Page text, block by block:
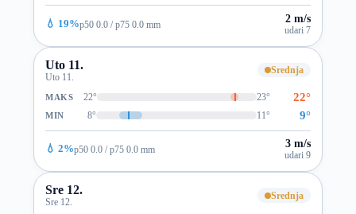
💧 19%p50 0.0 / p75 0.0 mm 2 m/s
udari 7
Uto 11.
Uto 11.
Srednja
MAKS 22° 23° 22°
MIN 8° 11° 9°
💧 2%p50 0.0 / p75 0.0 mm 3 m/s
udari 9
Sre 12.
Sre 12.
Srednja